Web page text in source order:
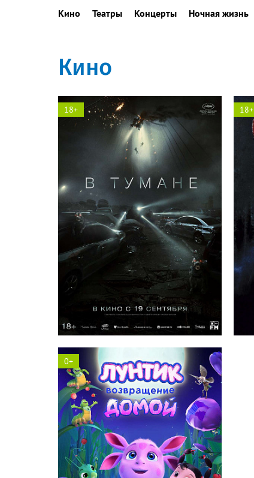
Кино Театры Концерты Ночная жизнь
Кино
18+
Солярис кинотеатр
18+
0+